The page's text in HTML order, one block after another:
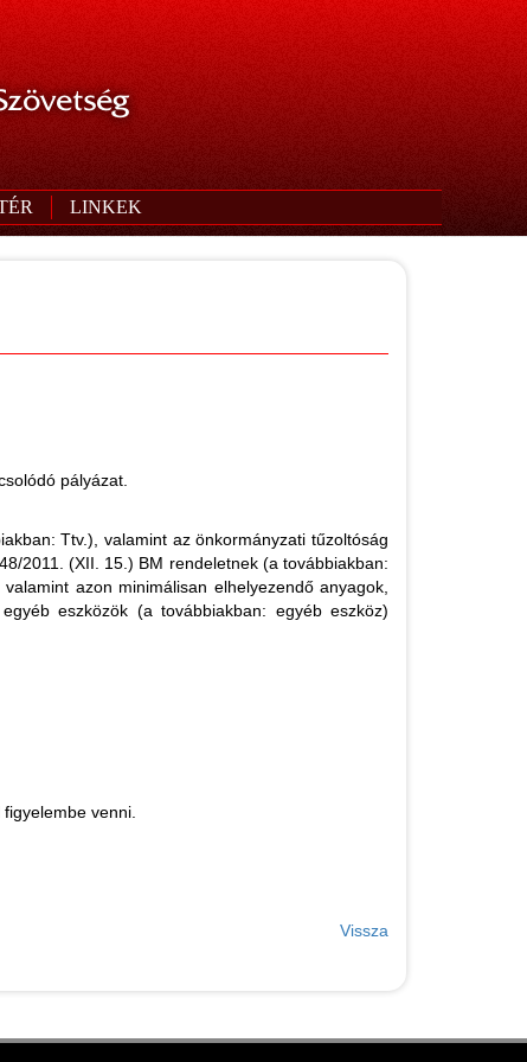
LINKEK
pályázat.
Ttv.), valamint az önkormányzati tűzoltóság
2011. (XII. 15.) BM rendeletnek (a továbbiakban:
azon minimálisan elhelyezendő anyagok,
eszközök (a továbbiakban: egyéb eszköz)
venni.
Vissza